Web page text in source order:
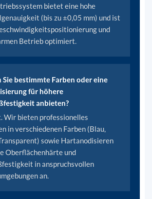
bietet eine hohe
(bis zu ±0,05 mm) und ist
und
Betrieb optimiert.
Sie bestimmte Farben oder eine
für höhere
anbieten?
Wir bieten professionelles
in verschiedenen Farben (Blau,
sowie Hartanodisieren
Oberflächenhärte und
in anspruchsvollen
an.